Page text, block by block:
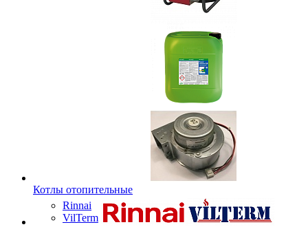
Котлы отопительные
Rinnai
VilTerm